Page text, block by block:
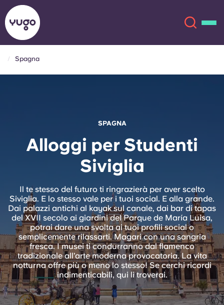
Account Lingua
English (GB)
English (US)
Chinese
Seleziona un paese
Seleziona una città
Seleziona una residenza
Accedi
Prenota ora
Català
Italian French
Portuguese
Spagna
SPAGNA
Alloggi per Studenti
Siviglia
Il te stesso del futuro ti ringrazierà per aver scelto
Siviglia. E lo stesso vale per i tuoi social. E alla grande.
Dai palazzi antichi al kayak sul canale, dai bar di tapas
del XVII secolo ai giardini del Parque de María Luisa,
potrai dare una svolta ai tuoi profili social o
semplicemente rilassarti. Magari con una sangria
fresca. I musei ti condurranno dal flamenco
tradizionale all’arte moderna provocatoria. La vita
notturna offre più o meno lo stesso! Se cerchi ricordi
indimenticabili, qui li troverai.